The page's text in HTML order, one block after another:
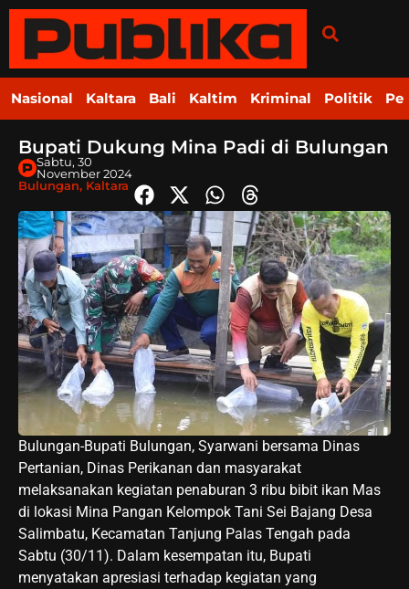
Nasional Kaltara Bali Kaltim Kriminal Politik
Bupati Dukung Mina Padi di Bulungan
Sabtu, 30
November 2024
Bulungan, Kaltara
Bulungan-Bupati Bulungan, Syarwani bersama Dinas
Pertanian, Dinas Perikanan dan masyarakat
melaksanakan kegiatan penaburan 3 ribu bibit ikan Mas
di lokasi Mina Pangan Kelompok Tani Sei Bajang Desa
Salimbatu, Kecamatan Tanjung Palas Tengah pada
Sabtu (30/11). Dalam kesempatan itu, Bupati
menyatakan apresiasi terhadap kegiatan yang